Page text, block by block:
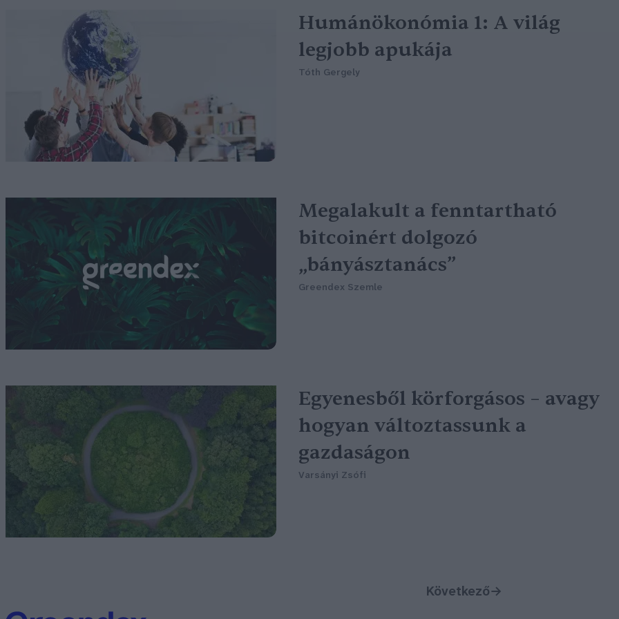
Humánökonómia 1: A világ
legjobb apukája
Tóth Gergely
Megalakult a fenntartható
bitcoinért dolgozó
„bányásztanács”
Greendex Szemle
Egyenesből körforgásos – avagy
hogyan változtassunk a
gazdaságon
Varsányi Zsófi
Következő→